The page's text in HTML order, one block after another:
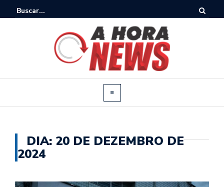
DIA: 20 DE DEZEMBRO DE
2024